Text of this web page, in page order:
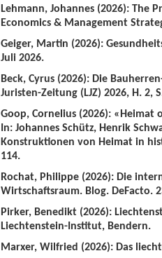
Lehmann, Johannes (2026): The
Economics & Management
Geiger, Martin (2026):
Juli 2026.
Beck, Cyrus (2026): Die
Juristen-Zeitung (LJZ) 2026, H. 2,
Goop, Cornelius (2026):
In: Johannes Schütz, Henrik
Konstruktionen von Heimat in
114.
Rochat, Philippe (2026): Die
Wirtschaftsraum. Blog. DeFacto.
Pirker, Benedikt (2026):
Liechtenstein-Institut, Bendern.
Marxer, Wilfried (2026): Das